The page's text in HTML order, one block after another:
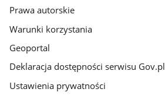
Prawa autorskie
Warunki korzystania
Geoportal
Deklaracja dostępności serwisu Gov.pl
Ustawienia prywatności